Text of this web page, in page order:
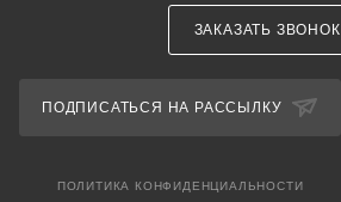
ЗАКАЗАТЬ ЗВОНОК
ПОДПИСАТЬСЯ НА РАССЫЛКУ
ПОЛИТИКА КОНФИДЕНЦИАЛЬНОСТИ